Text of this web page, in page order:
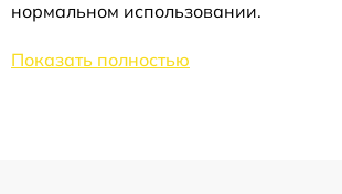
нормальном использовании.
Показать полностью